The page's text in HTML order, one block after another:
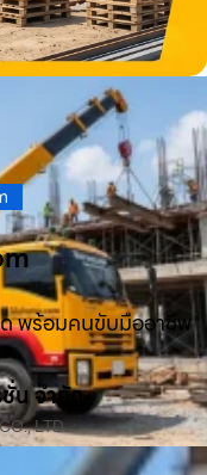
ด พร้อมคนขับมืออาชีพ
น จำกัด
LTD.